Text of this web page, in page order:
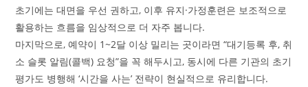
초기에는 대면을 우선 권하고, 이후 유지·가정훈련은 보조적으로
활용하는 흐름을 임상적으로 더 자주 봅니다.
마지막으로, 예약이 1~2달 이상 밀리는 곳이라면 “대기등록 후, 취
소 슬롯 알림(콜백) 요청”을 꼭 해두시고, 동시에 다른 기관의 초기
평가도 병행해 ‘시간을 사는’ 전략이 현실적으로 유리합니다.